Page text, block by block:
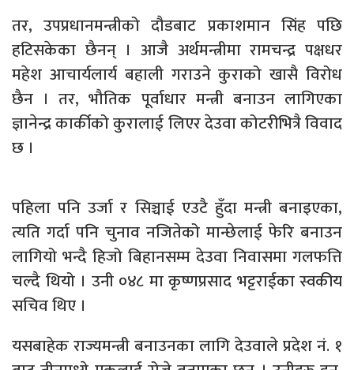
तर, उपप्रधानमन्त्रीको दौडबाट प्रकाशमान सिंह पछि
हटिसकेका छैनन् । आजै अर्थमन्त्रीमा रामचन्द्र पक्षधर
महेश आचार्यलार्य बहाली गराउने कुराको खासै विरोध
छैन । तर, भौतिक पूर्वाधार मन्त्री बनाउन लागिएका
ज्ञानेन्द्र कार्कीको कुरालाई लिएर देउवा कोटरीभित्रै विवाद
छ ।
पहिला पनि उर्जा र सिञ्चाई एउटै हुँदा मन्त्री बनाइएका,
त्यति गर्दा पनि चुनाव नजितेको मान्छेलाई फेरि बनाउन
लागियो भन्दै हिजो बिहानसम्म देउवा निवासमा गलफत्ति
चल्दै थियो । उनी ०४८ मा कृष्णप्रसाद भट्टराईका स्वकीय
सचिव थिए ।
यसबाहेक राज्यमन्त्री बनाउनका लागि देउवाले प्रदेश नं. १